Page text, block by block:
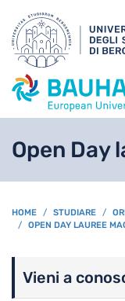
Open Day
HOME STUDIARE
OPEN DAY LAUREE
Vieni a